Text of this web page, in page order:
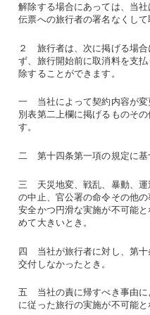
解除する場合にあっては、当
伝票への旅行者の署名なくして
２ 旅行者は、次に掲げる場合
ず、旅行開始前に取消料を支
除することができます。
一 当社によって契約内容が変
別表第二上欄に掲げるものそ
す。
二 第十四条第一項の規定に基
三 天災地変、戦乱、暴動、運
の中止、官公署の命令その他
安全かつ円滑な実施が不可能
めて大きいとき。
四 当社が旅行者に対し、第十
交付しなかったとき。
五 当社の責に帰すべき事由に
に従った旅行の実施が不可能と